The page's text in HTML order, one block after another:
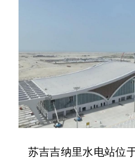
Deutsch Português
苏吉吉纳里水电站位